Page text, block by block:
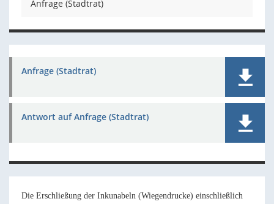
Anfrage (Stadtrat)
Anfrage (Stadtrat)
Antwort auf Anfrage (Stadtrat)
Die Erschließung der Inkunabeln (Wiegendrucke) einschließlich